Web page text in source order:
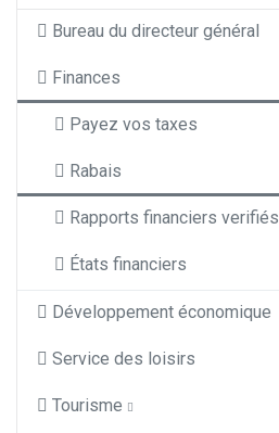
Bureau du directeur général
Finances
Payez vos taxes
Rabais
Rapports financiers verifiés
États financiers
Développement économique
Service des loisirs
Tourisme